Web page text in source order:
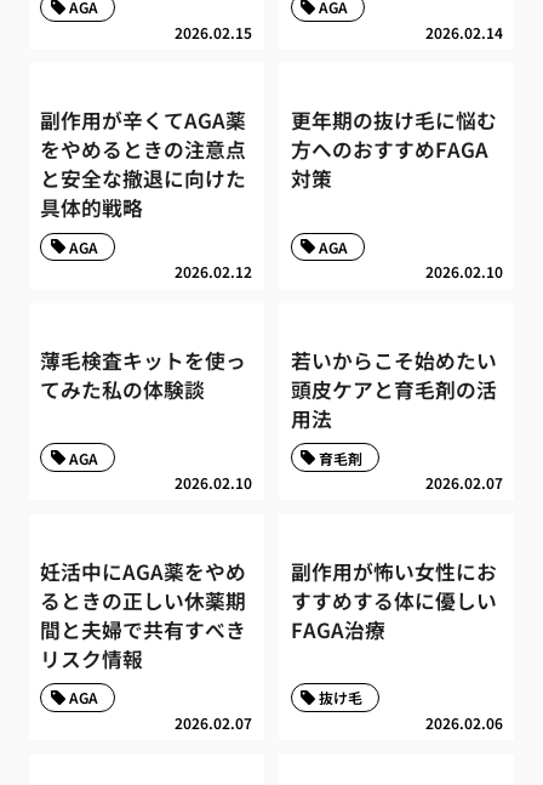
2026.02.15
AGA
2026.02.14
AGA
副作用が辛くてAGA薬
をやめるときの注意点
と安全な撤退に向けた
具体的戦略
2026.02.12
AGA
更年期の抜け毛に悩む
方へのおすすめFAGA
対策
2026.02.10
AGA
薄毛検査キットを使っ
てみた私の体験談
2026.02.10
AGA
若いからこそ始めたい
頭皮ケアと育毛剤の活
用法
2026.02.07
育毛剤
妊活中にAGA薬をやめ
るときの正しい休薬期
間と夫婦で共有すべき
リスク情報
2026.02.07
AGA
副作用が怖い女性にお
すすめする体に優しい
FAGA治療
2026.02.06
抜け毛